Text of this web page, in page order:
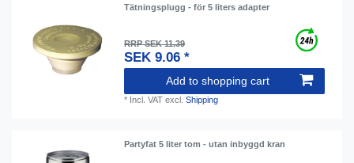
Tätningsplugg - för 5 liters adapter
RRP SEK 11.39
SEK 9.06 *
Add to shopping cart
* Incl. VAT excl.Shipping
Partyfat 5 liter tom - utan inbyggd kran